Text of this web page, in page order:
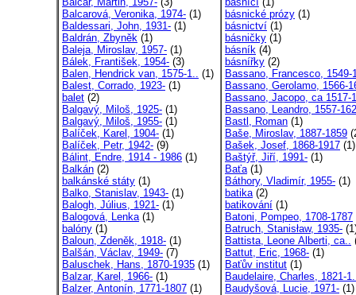
Balcarová, Veronika, 1974- (1)
Baldessari, John, 1931- (1)
Baldrán, Zbyněk (1)
Baleja, Miroslav, 1957- (1)
Bálek, František, 1954- (3)
Balen, Hendrick van, 1575-1.. (1)
Balest, Corrado, 1923- (1)
balet (2)
Balgavý, Miloš, 1925- (1)
Balgavý, Miloš, 1955- (1)
Balíček, Karel, 1904- (1)
Balíček, Petr, 1942- (9)
Bálint, Endre, 1914 - 1986 (1)
Balkán (2)
balkánské státy (1)
Balko, Stanislav, 1943- (1)
Balogh, Július, 1921- (1)
Balogová, Lenka(1)
balóny (1)
Baloun, Zdeněk, 1918- (1)
Balšán, Václav, 1949- (7)
Baluschek, Hans, 1870-1935 (1)
Balzar, Karel, 1966- (1)
Balzer, Antonín, 1771-1807 (1)
básnické prózy (1)
básnictví (1)
básničky (1)
básník (4)
básnířky (2)
Bassano, Francesco, 1549-
Bassano, Gerolamo, 1566-
Bassano, Jacopo, ca 1517-
Bassano, Leandro, 1557-
Bastl, Roman (1)
Baše, Miroslav, 1887-1859
Bašek, Josef, 1868-1917 (1)
Baštýř, Jiří, 1991- (1)
Baťa(1)
Báthory, Vladimír, 1955- (1)
batika(2)
batikování (1)
Batoni, Pompeo, 1708-1787
Batruch, Stanisław, 1935-
Battista, Leone Alberti, ca..
Battut, Eric, 1968- (1)
Baťův institut (1)
Baudelaire, Charles, 1821-
Baudyšová, Lucie, 1971- (1)